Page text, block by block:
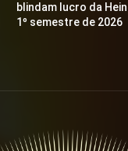
blindam lucro da
1º semestre de 2026